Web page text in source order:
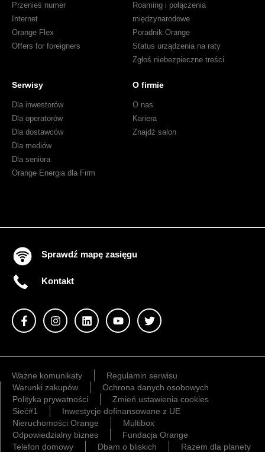
Przenieś numer
Internet
Orange Flex
Offers for foreigners
Roaming i połączenia
międzynarodowe
Poradnik Orange
Status urządzenia na raty
Zgłoś niebezpieczne treści
Serwisy
Dla inwestorów
Dla operatorów
Dla dostawców
Dla mediów
Dla seniora
Orange Energia dla Firm
O firmie
O nas
Kariera
Znajdź salon
Sprawdź mapę zasięgu
Kontakt
Ważne komunikaty
Regulamin serwisu
Warunki zakupów
Ochrona danych osobowych
Polityka prywatności
Zmień ustawienia cookies
Sieć#1
Inwestycje dofinansowane z UE
Nieruchomości Orange
Multibox
Odpowiedzialny biznes
Fundacja Orange
Telefon domowy
Dbam o bliskich Razem dla planety